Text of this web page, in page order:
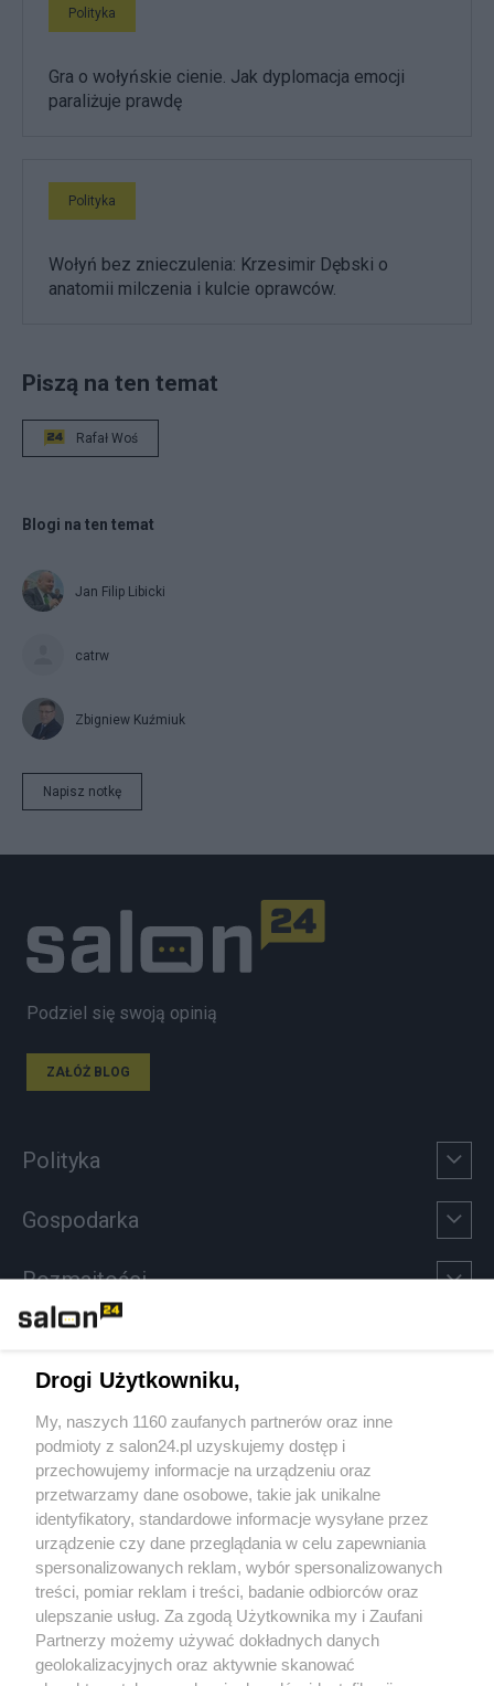
Polityka
Gra o wołyńskie cienie. Jak dyplomacja emocji
paraliżuje prawdę
Polityka
Wołyń bez znieczulenia: Krzesimir Dębski o
anatomii milczenia i kulcie oprawców.
Piszą na ten temat
Rafał Woś
Blogi na ten temat
Jan Filip Libicki
catrw
Zbigniew Kuźmiuk
Napisz notkę
Podziel się swoją opinią
ZAŁÓŻ BLOG
Polityka
Gospodarka
Rozmaitości
Sport
Społeczeństwo
Kultura
X Facebook Instagram Youtube
Drogi Użytkowniku,
My, naszych 1160 zaufanych partnerów oraz inne
podmioty z salon24.pl uzyskujemy dostęp i
przechowujemy informacje na urządzeniu oraz
przetwarzamy dane osobowe, takie jak unikalne
identyfikatory, standardowe informacje wysyłane przez
urządzenie czy dane przeglądania w celu zapewniania
spersonalizowanych reklam, wybór spersonalizowanych
treści, pomiar reklam i treści, badanie odbiorców oraz
ulepszanie usług. Za zgodą Użytkownika my i Zaufani
Partnerzy możemy używać dokładnych danych
geolokalizacyjnych oraz aktywnie skanować